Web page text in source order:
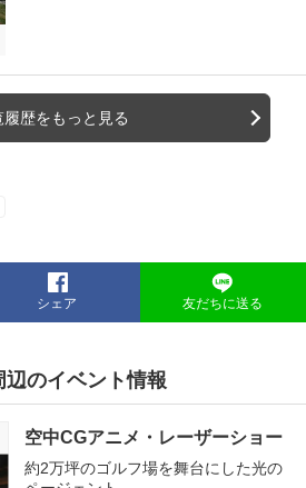
履歴をもっと見る
シェア 友だちに送る
辺のイベント情報
空中CGアニメ・レーザーショー
約2万坪のゴルフ場を舞台にした光の